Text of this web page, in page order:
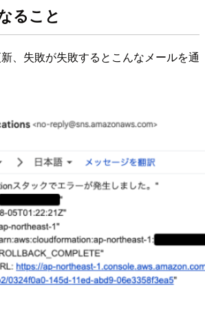
ること
、失敗が失敗するとこんなメールを通